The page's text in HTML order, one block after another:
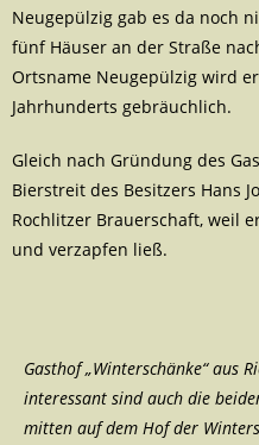
Neugepülzig gab es da noch
fünf Häuser an der Straße
Ortsname Neugepülzig wird
Jahrhunderts gebräuchlich.
Gleich nach Gründung des
Bierstreit des Besitzers Hans
Rochlitzer Brauerschaft, weil
und verzapfen ließ.
Gasthof „Winterschänke“ aus
interessant sind auch die
mitten auf dem Hof der